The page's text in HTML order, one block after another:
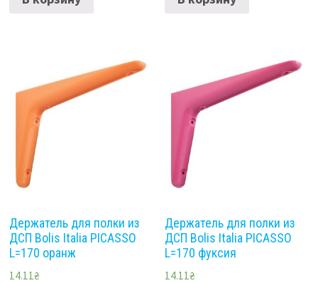
Держатель для полки из
ДСП Bolis Italia PICASSO
L=170 оранж
14.11 ₴
Держатель для полки из
ДСП Bolis Italia PICASSO
L=170 фуксия
14.11₴